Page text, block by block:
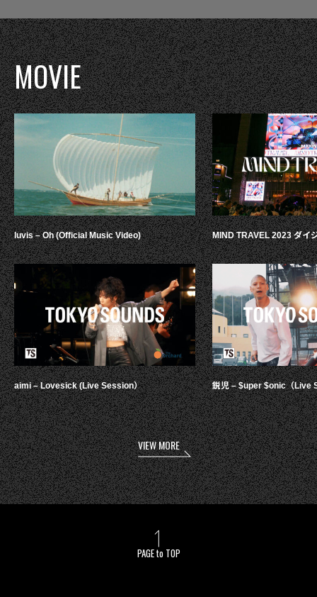
MOVIE
luvis – Oh (Official Music Video)
aimi – Lovesick (Live Session）
MIND TRAVEL 2023 ダイ
鋭児 – $uper $onic（Live
VIEW MORE
PAGE to TOP